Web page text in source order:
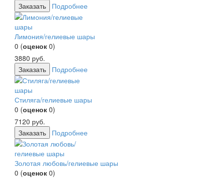
Заказать
Подробнее
Лимония/гелиевые шары
0 (оценок 0)
3880 руб.
Заказать
Подробнее
Стиляга/гелиевые шары
0 (оценок 0)
7120 руб.
Заказать
Подробнее
Золотая любовь/гелиевые шары
0 (оценок 0)